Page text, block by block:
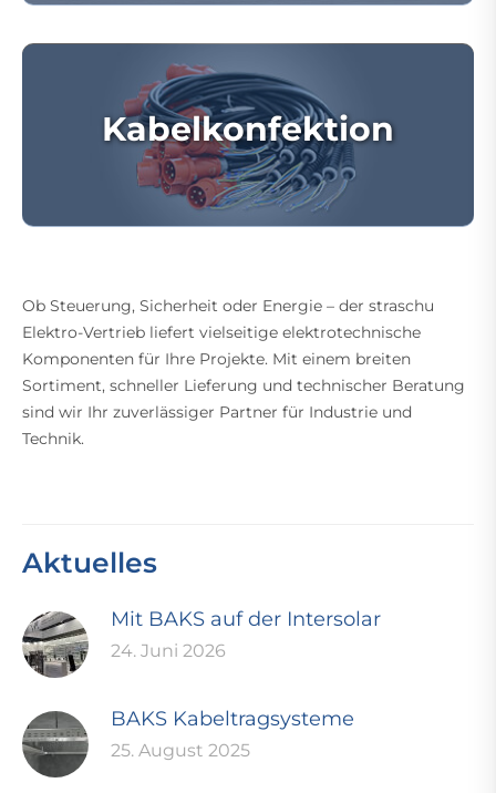
Kabelkonfektion
Ob Steuerung, Sicherheit oder Energie – der straschu
Elektro-Vertrieb liefert vielseitige elektrotechnische
Komponenten für Ihre Projekte. Mit einem breiten
Sortiment, schneller Lieferung und technischer Beratung
sind wir Ihr zuverlässiger Partner für Industrie und
Technik.
Aktuelles
Mit BAKS auf der Intersolar
24. Juni 2026
BAKS Kabeltragsysteme
25. August 2025